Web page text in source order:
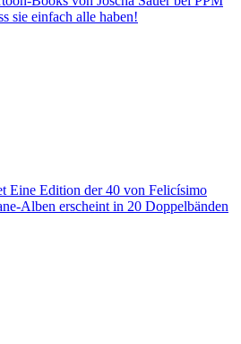
sie einfach alle haben!
Eine Edition der 40 von Felicísimo
Alben erscheint in 20 Doppelbänden